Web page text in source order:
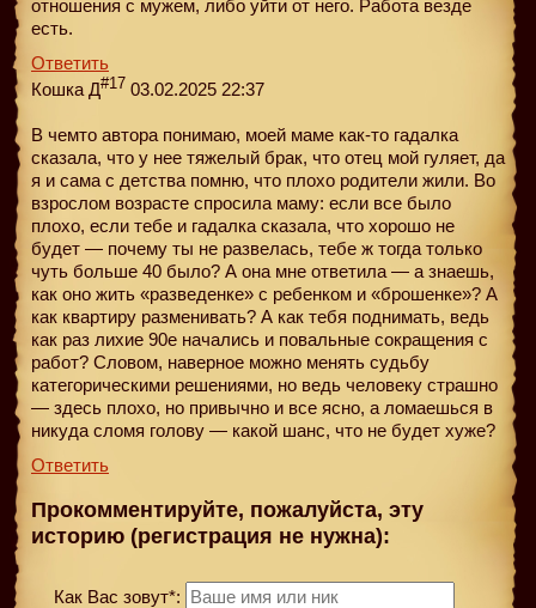
отношения с мужем, либо уйти от него. Работа везде
есть.
Ответить
Кошка Д#17 03.02.2025 22:37
В чемто автора понимаю, моей маме как-то гадалка
сказала, что у нее тяжелый брак, что отец мой гуляет, да
я и сама с детства помню, что плохо родители жили. Во
взрослом возрасте спросила маму: если все было
плохо, если тебе и гадалка сказала, что хорошо не
будет — почему ты не развелась, тебе ж тогда только
чуть больше 40 было? А она мне ответила — а знаешь,
как оно жить «разведенке» с ребенком и «брошенке»? А
как квартиру разменивать? А как тебя поднимать, ведь
как раз лихие 90е начались и повальные сокращения с
работ? Словом, наверное можно менять судьбу
категорическими решениями, но ведь человеку страшно
— здесь плохо, но привычно и все ясно, а ломаешься в
никуда сломя голову — какой шанс, что не будет хуже?
Ответить
Прокомментируйте, пожалуйста, эту
историю (регистрация не нужна):
Как Вас зовут*: